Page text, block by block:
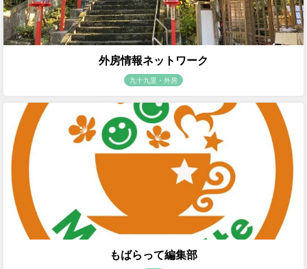
外房情報ネットワーク
九十九里・外房
もばらって編集部